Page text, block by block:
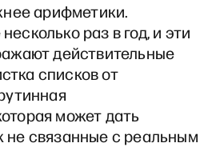
арифметики.
раз в год, и эти
действительные
списков от
может дать
не связанные с реальным